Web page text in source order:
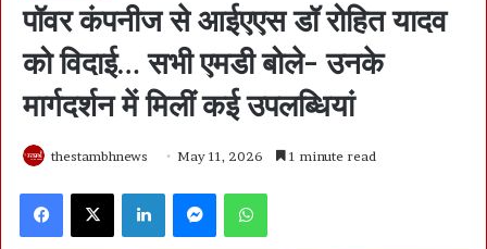
पॉवर कंपनीज से आईएएस डॉ रोहित यादव
को विदाई… सभी एमडी बोले- उनके
मार्गदर्शन में मिलीं कई उपलब्धियां
thestambhnews May 11, 2026 1 minute read
Facebook X LinkedIn